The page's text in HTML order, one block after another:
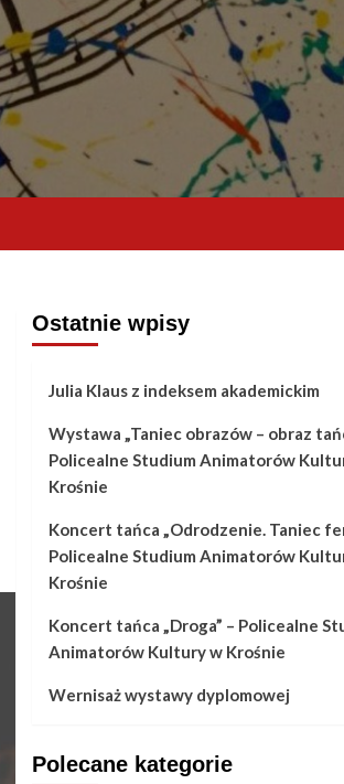
Ostatnie wpisy
Julia Klaus z indeksem akademickim
Wystawa „Taniec obrazów – obraz
Policealne Studium Animatorów
Krośnie
Koncert tańca „Odrodzenie. Taniec
Policealne Studium Animatorów
Krośnie
Koncert tańca „Droga” – Policealne
Animatorów Kultury w Krośnie
Wernisaż wystawy dyplomowej
Polecane kategorie